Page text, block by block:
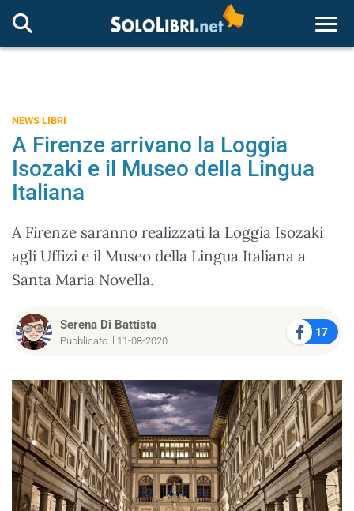
NEWS LIBRI
A Firenze arrivano la Loggia
Isozaki e il Museo della Lingua
Italiana
A Firenze saranno realizzati la Loggia Isozaki
agli Uffizi e il Museo della Lingua Italiana a
Santa Maria Novella.
Serena Di Battista
Pubblicato il 11-08-2020
17